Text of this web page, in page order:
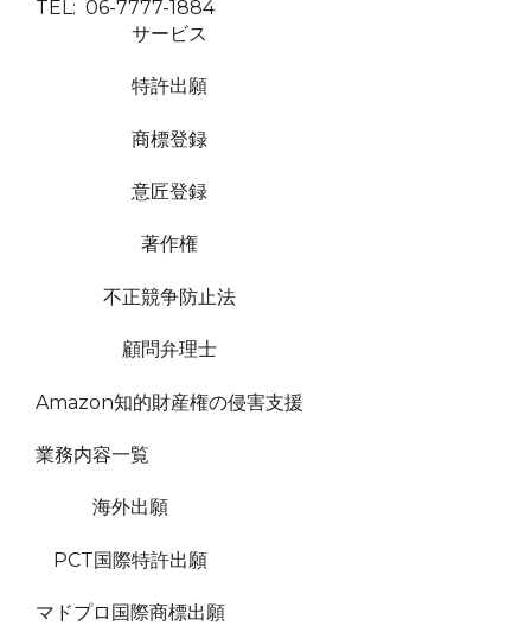
TEL: 06-7777-1884
サービス
特許出願
商標登録
意匠登録
著作権
不正競争防止法
顧問弁理士
Amazon知的財産権の侵害支援
業務内容一覧
海外出願
PCT国際特許出願
マドプロ国際商標出願